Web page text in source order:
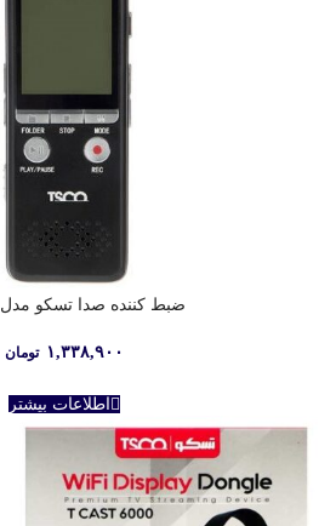
ضبط کننده صدا تسکو مدل TR 906
۱,۳۳۸,۹۰۰ تومان
اطلاعات بیشتر